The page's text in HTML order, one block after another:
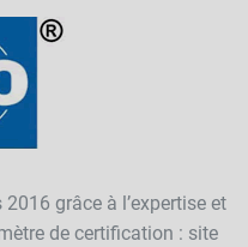
grâce à l’expertise et
de certification : site